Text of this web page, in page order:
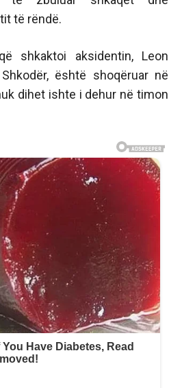
të rëndë.
shkaktoi aksidentin, Leon
është shoqëruar në
dihet ishte i dehur në timon